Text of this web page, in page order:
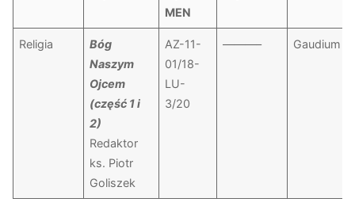
MEN
Religia
Bóg
Naszym
Ojcem
(część 1 i
2)
Redaktor
ks. Piotr
Goliszek
AZ-11-
01/18-
LU-
3/20
———– Gaudium